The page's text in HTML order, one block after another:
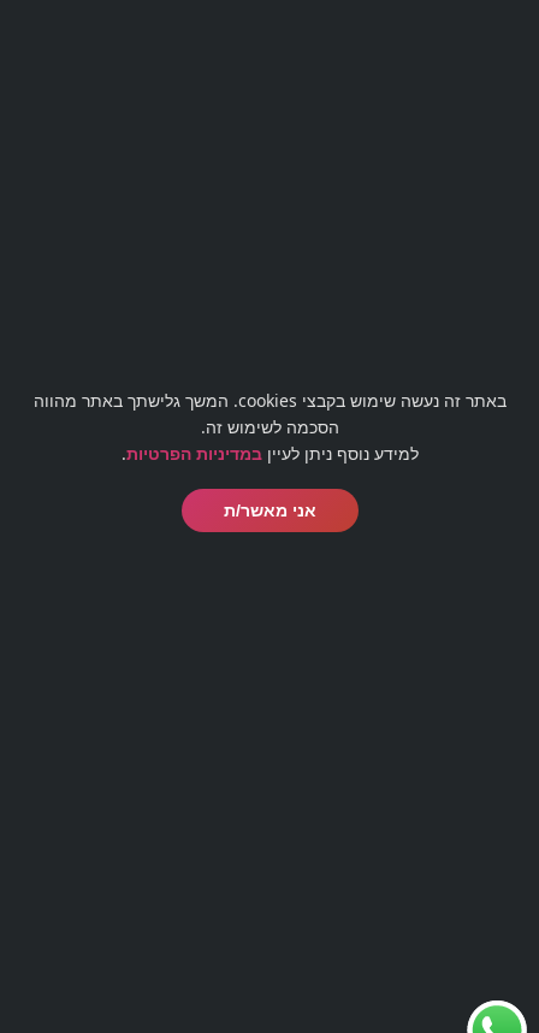
באתר זה נעשה שימוש בקבצי cookies. המשך גלישתך באתר מהווה
הסכמה לשימוש זה.
למידע נוסף ניתן לעייןבמדיניות הפרטיות.
אני מאשר/ת